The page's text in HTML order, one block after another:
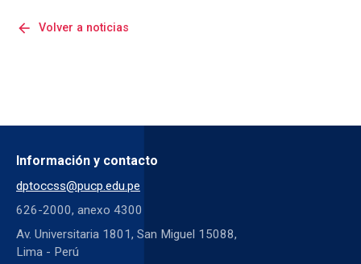
arrow_back Volver a noticias
Información y contacto
dptoccss@pucp.edu.pe
626-2000, anexo 4300
Av. Universitaria 1801, San Miguel 15088,
Lima - Perú